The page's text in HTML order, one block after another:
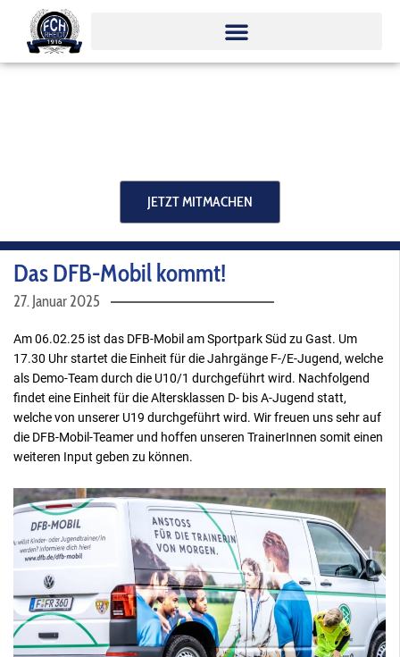
Inhalt
springen
JETZT MITMACHEN
Das DFB-Mobil kommt!
27. Januar 2025
Am 06.02.25 ist das DFB-Mobil am Sportpark Süd zu Gast. Um
17.30 Uhr startet die Einheit für die Jahrgänge F-/E-Jugend, welche
als Demo-Team durch die U10/1 durchgeführt wird. Nachfolgend
findet eine Einheit für die Altersklassen D- bis A-Jugend statt,
welche von unserer U19 durchgeführt wird. Wir freuen uns sehr auf
die DFB-Mobil-Teamer und hoffen unseren TrainerInnen somit einen
weiteren Input geben zu können.